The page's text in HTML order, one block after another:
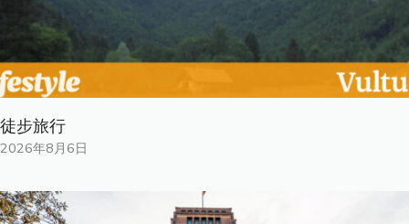
徒步旅行
2026年8月6日